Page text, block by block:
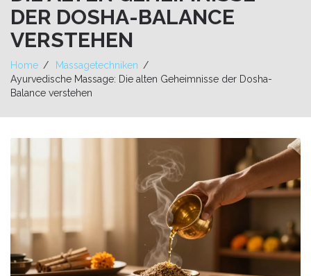
DER DOSHA-BALANCE
VERSTEHEN
Home
Massagetechniken
Ayurvedische Massage: Die alten Geheimnisse der Dosha-
Balance verstehen